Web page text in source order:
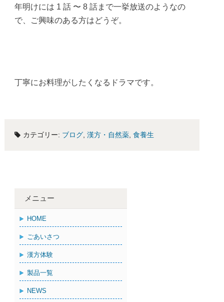
‪年明けには 1 話 〜 8 話まで一挙放送のようなの
で、ご興味のある方はどうぞ。
丁寧にお料理がしたくなるドラマです。
カテゴリー: ブログ, 漢方・自然薬, 食養生
メニュー
HOME
ごあいさつ
漢方体験
製品一覧
NEWS